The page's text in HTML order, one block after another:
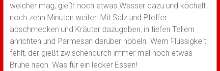
weicher mag, gießt noch etwas Wasser dazu und köchelt
noch zehn Minuten weiter. Mit Salz und Pfeffer
abschmecken und Kräuter dazugeben, in tiefen Tellern
anrichten und Parmesan darüber hobeln. Wem Flüssigkeit
fehlt, der gießt zwischendurch immer mal noch etwas
Brühe nach. Was für ein lecker Essen!